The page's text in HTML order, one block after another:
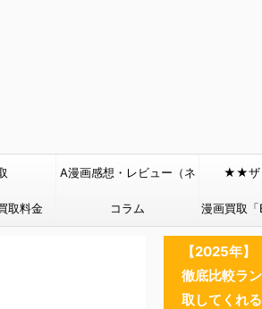
A漫画感想・レビュー（ネ
タバレあり）
★★ザ
取料金 コラム 漫画買取
ン
【2025年】
徹底比較ラ
取してくれ